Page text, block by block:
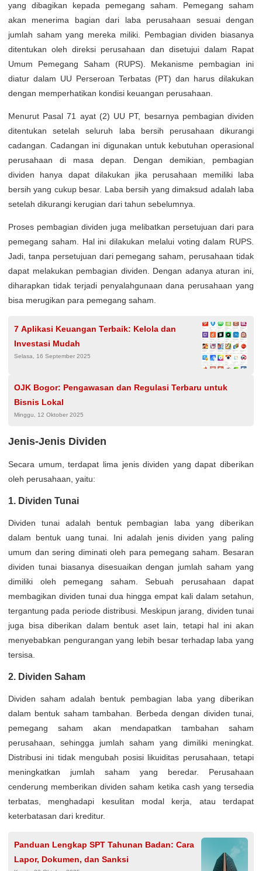
yang dibagikan kepada pemegang saham. Pemegang saham
akan menerima bagian dari laba perusahaan sesuai dengan
jumlah saham yang mereka miliki. Pembagian dividen biasanya
ditentukan oleh direksi perusahaan dan disetujui dalam Rapat
Umum Pemegang Saham (RUPS). Mekanisme pembagian ini
diatur dalam UU Perseroan Terbatas (PT) dan harus dilakukan
dengan memperhatikan kondisi keuangan perusahaan.
Menurut Pasal 71 ayat (2) UU PT, besarnya pembagian dividen
ditentukan setelah seluruh laba bersih perusahaan dikurangi
cadangan. Cadangan ini digunakan untuk kebutuhan operasional
perusahaan di masa depan. Dengan demikian, pembagian
dividen hanya dapat dilakukan jika perusahaan memiliki laba
bersih yang cukup besar. Laba bersih yang dimaksud adalah laba
setelah dikurangi kerugian dari tahun sebelumnya.
Proses pembagian dividen juga melibatkan persetujuan dari para
pemegang saham. Hal ini dilakukan melalui voting dalam RUPS.
Jadi, tanpa persetujuan dari pemegang saham, perusahaan tidak
dapat melakukan pembagian dividen. Dengan adanya aturan ini,
diharapkan tidak terjadi penyalahgunaan dana perusahaan yang
bisa merugikan para pemegang saham.
7 Aplikasi Keuangan Terbaik: Kelola dan
Investasi Mudah
Selasa, 16 September 2025
OJK Bogor: Pengawasan dan Regulasi Terbaru untuk
Bisnis Lokal
Minggu, 12 Oktober 2025
Jenis-Jenis Dividen
Secara umum, terdapat lima jenis dividen yang dapat diberikan
oleh perusahaan, yaitu:
1. Dividen Tunai
Dividen tunai adalah bentuk pembagian laba yang diberikan
dalam bentuk uang tunai. Ini adalah jenis dividen yang paling
umum dan sering diminati oleh para pemegang saham. Besaran
dividen tunai biasanya disesuaikan dengan jumlah saham yang
dimiliki oleh pemegang saham. Sebuah perusahaan dapat
membagikan dividen tunai dua hingga empat kali dalam setahun,
tergantung pada periode distribusi. Meskipun jarang, dividen tunai
juga bisa diberikan dalam bentuk aset lain, tetapi hal ini akan
menyebabkan pengurangan yang lebih besar terhadap laba yang
tersisa.
2. Dividen Saham
Dividen saham adalah bentuk pembagian laba yang diberikan
dalam bentuk saham tambahan. Berbeda dengan dividen tunai,
pemegang saham akan mendapatkan tambahan saham
perusahaan, sehingga jumlah saham yang dimiliki meningkat.
Distribusi ini tidak mengubah posisi likuiditas perusahaan, tetapi
meningkatkan jumlah saham yang beredar. Perusahaan
cenderung memberikan dividen saham ketika cash yang tersedia
terbatas, menghadapi kesulitan modal kerja, atau terdapat
keterbatasan dari kreditur.
Panduan Lengkap SPT Tahunan Badan: Cara
Lapor, Dokumen, dan Sanksi